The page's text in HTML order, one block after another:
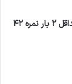
بخشنامه دفاع نهایی با کسب حداقل ۲ بار نمره ۴۲